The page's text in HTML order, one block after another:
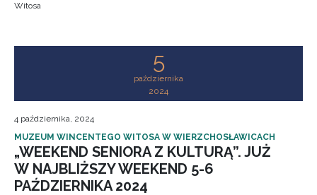
Witosa
5
października
2024
4 października, 2024
MUZEUM WINCENTEGO WITOSA W WIERZCHOSŁAWICACH
„WEEKEND SENIORA Z KULTURĄ”. JUŻ
W NAJBLIŻSZY WEEKEND 5-6
PAŹDZIERNIKA 2024